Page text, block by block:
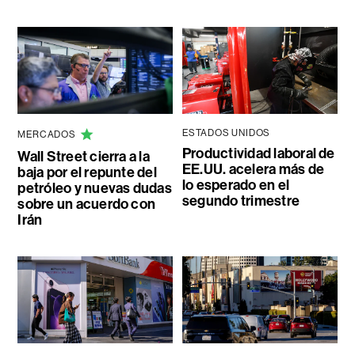
MERCADOS
Wall Street cierra a la
baja por el repunte del
petróleo y nuevas dudas
sobre un acuerdo con
Irán
ESTADOS UNIDOS
Productividad laboral de
EE.UU. acelera más de
lo esperado en el
segundo trimestre